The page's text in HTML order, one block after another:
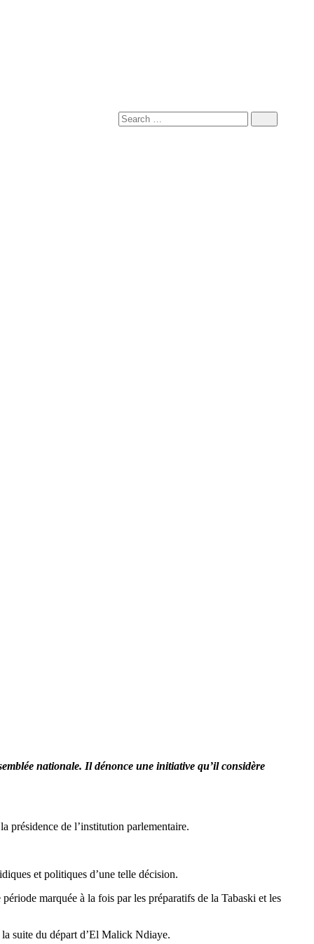
nationale. Il dénonce une initiative qu’il considère
présidence de l’institution parlementaire.
et politiques d’une telle décision.
marquée à la fois par les préparatifs de la Tabaski et les
suite du départ d’El Malick Ndiaye.